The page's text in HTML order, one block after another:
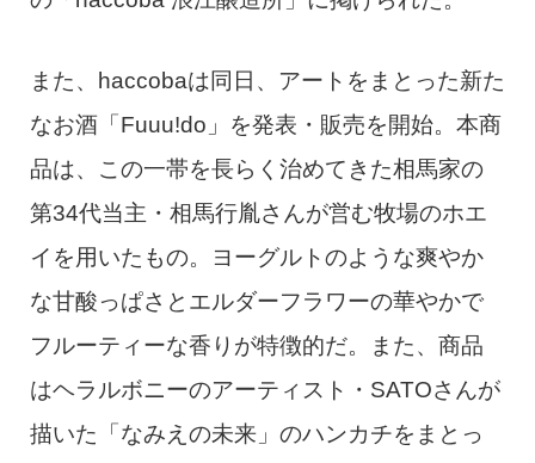
また、haccobaは同日、アートをまとった新た
なお酒「Fuuu!do」を発表・販売を開始。本商
品は、この一帯を長らく治めてきた相馬家の
第34代当主・相馬行胤さんが営む牧場のホエ
イを用いたもの。ヨーグルトのような爽やか
な甘酸っぱさとエルダーフラワーの華やかで
フルーティーな香りが特徴的だ。また、商品
はヘラルボニーのアーティスト・SATOさんが
描いた「なみえの未来」のハンカチをまとっ